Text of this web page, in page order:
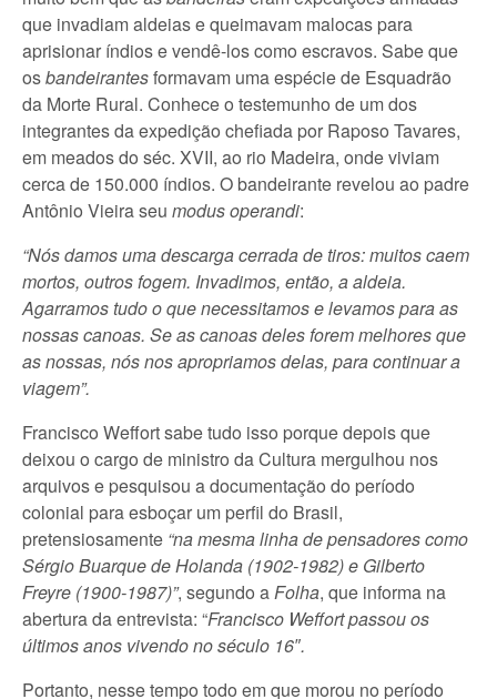
que invadiam aldeias e queimavam malocas para
aprisionar índios e vendê-los como escravos. Sabe que
osbandeirantesformavam uma espécie de Esquadrão
da Morte Rural. Conhece o testemunho de um dos
integrantes da expedição chefiada por Raposo Tavares,
em meados do séc. XVII, ao rio Madeira, onde viviam
cerca de 150.000 índios. O bandeirante revelou ao padre
Antônio Vieira seu modus operandi:
“Nós damos uma descarga cerrada de tiros: muitos caem
mortos, outros fogem. Invadimos, então, a aldeia.
Agarramos tudo o que necessitamos e levamos para as
nossas canoas. Se as canoas deles forem melhores que
as nossas, nós nos apropriamos delas, para continuar a
viagem”.
Francisco Weffort sabe tudo isso porque depois que
deixou o cargo de ministro da Cultura mergulhou nos
arquivos e pesquisou a documentação do período
colonial para esboçar um perfil do Brasil,
pretensiosamente “na mesma linha de pensadores como
Sérgio Buarque de Holanda (1902-1982) e Gilberto
Freyre (1900-1987)”, segundo aFolha, que informa na
abertura da entrevista: “Francisco Weffort passou os
últimos anos vivendo no século 16″.
Portanto, nesse tempo todo em que morou no período